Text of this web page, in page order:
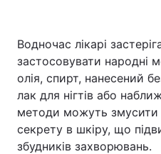
Водночас лікарі
застосовувати народні
олія, спирт, нанесений
лак для нігтів або
методи можуть змусити
секрету в шкіру, що
збудників захворювань.